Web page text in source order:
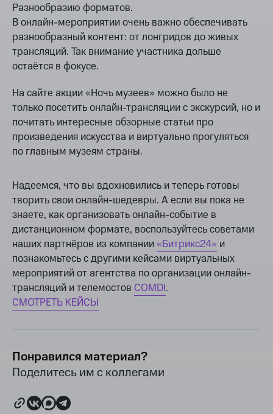
Разнообразию форматов.
В онлайн-мероприятии очень важно обеспечивать
разнообразный контент: от лонгридов до живых
трансляций. Так внимание участника дольше
остаётся в фокусе.
На сайте акции «Ночь музеев» можно было не
только посетить онлайн-трансляции с экскурсий, но и
почитать интересные обзорные статьи про
произведения искусства и виртуально прогуляться
по главным музеям страны.
Надеемся, что вы вдохновились и теперь готовы
творить свои онлайн-шедевры. А если вы пока не
знаете, как организовать онлайн-событие в
дистанционном формате, воспользуйтесь советами
наших партнёров из компании«Битрикс24» и
познакомьтесь с другими кейсами виртуальных
мероприятий от агентства по организации онлайн-
трансляций и телемостов COMDI.
СМОТРЕТЬ КЕЙСЫ
Понравился материал?
Поделитесь им с коллегами